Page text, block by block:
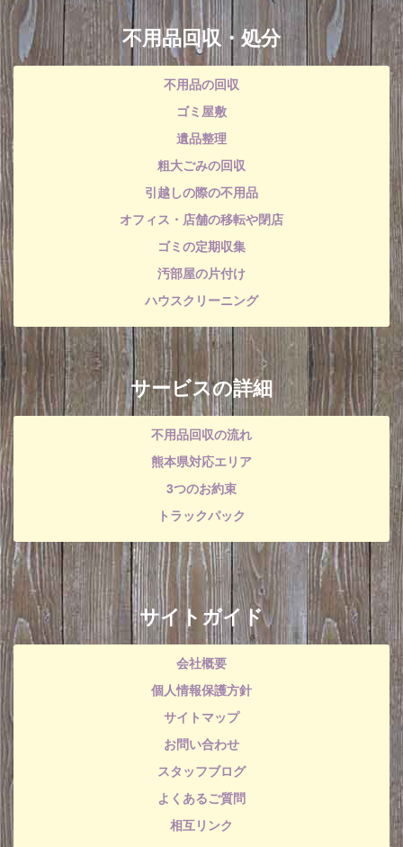
不用品回収・処分
不用品の回収
ゴミ屋敷
遺品整理
粗大ごみの回収
引越しの際の不用品
オフィス・店舗の移転や閉店
ゴミの定期収集
汚部屋の片付け
ハウスクリーニング
サービスの詳細
不用品回収の流れ
熊本県対応エリア
3つのお約束
トラックパック
サイトガイド
会社概要
個人情報保護方針
サイトマップ
お問い合わせ
スタッフブログ
よくあるご質問
相互リンク